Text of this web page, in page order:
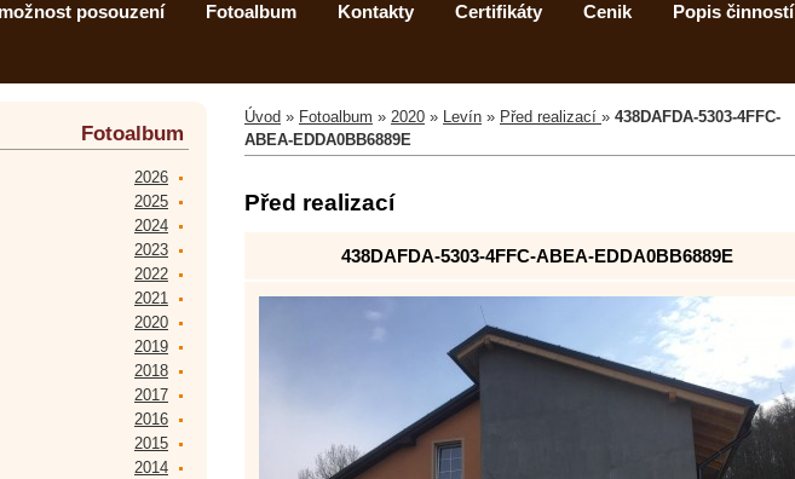
posouzení Fotoalbum Kontakty Certifikáty Cenik
Popis činností
Úvod » Fotoalbum » 2020 » Levín » Před realizací » 438DAFDA-5303-4FFC-
ABEA-EDDA0BB6889E
Před realizací
438DAFDA-5303-4FFC-ABEA-EDDA0BB6889E
Fotoalbum
2026
2025
2024
2023
2022
2021
2020
2019
2018
2017
2016
2015
2014